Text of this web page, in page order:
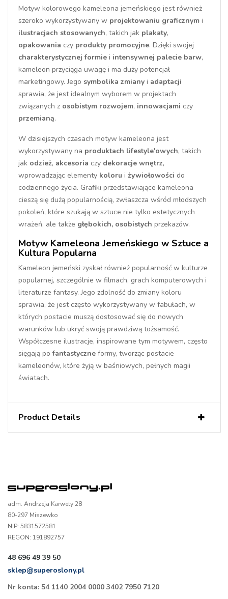
Motyw kolorowego kameleona jemeńskiego jest również
szeroko wykorzystywany w projektowaniu graficznym i
ilustracjach stosowanych, takich jak plakaty,
opakowania czy produkty promocyjne. Dzięki swojej
charakterystycznej formie i intensywnej palecie barw,
kameleon przyciąga uwagę i ma duży potencjał
marketingowy. Jego symbolika zmiany i adaptacji
sprawia, że jest idealnym wyborem w projektach
związanych z osobistym rozwojem, innowacjami czy
przemianą.
W dzisiejszych czasach motyw kameleona jest
wykorzystywany na produktach lifestyle'owych, takich
jak odzież, akcesoria czy dekoracje wnętrz,
wprowadzając elementy koloru i żywiołowości do
codziennego życia. Grafiki przedstawiające kameleona
cieszą się dużą popularnością, zwłaszcza wśród młodszych
pokoleń, które szukają w sztuce nie tylko estetycznych
wrażeń, ale także głębokich, osobistych przekazów.
Motyw Kameleona Jemeńskiego w Sztuce a
Kultura Popularna
Kameleon jemeński zyskał również popularność w kulturze
popularnej, szczególnie w filmach, grach komputerowych i
literaturze fantasy. Jego zdolność do zmiany koloru
sprawia, że jest często wykorzystywany w fabułach, w
których postacie muszą dostosować się do nowych
warunków lub ukryć swoją prawdziwą tożsamość.
Współczesne ilustracje, inspirowane tym motywem, często
sięgają pofantastyczne formy, tworząc postacie
kameleonów, które żyją w baśniowych, pełnych magii
światach.
Product Details
adm. Andrzeja Karwety 28
80-297 Miszewko
NIP: 5831572581
REGON: 191892757
48 696 49 39 50
sklep@superoslony.pl
Nr konta: 54 1140 2004 0000 3402 7950 7120